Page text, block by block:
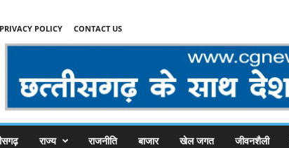
PRIVACY POLICY CONTACT US
राज्य राजनीति बाजार खेल जगत जीवनशैली